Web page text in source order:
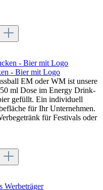
- Bier mit Logo
EM oder WM ist unsere
ml Dose im Energy Drink-
gefüllt. Ein individuell
für Ihr Unternehmen.
für Festivals oder